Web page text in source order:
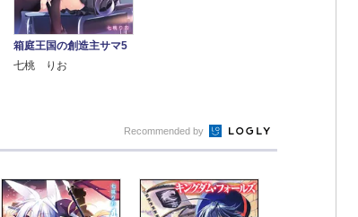
箱庭王国の創造主サマ5
七桃 りお
Recommended by